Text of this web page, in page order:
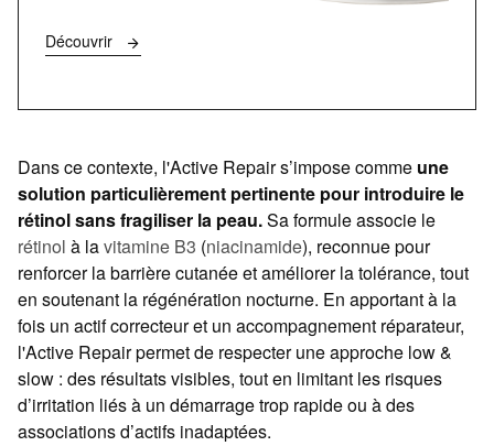
Découvrir
Dans ce contexte, l'Active Repair s’impose comme une
solution particulièrement pertinente pour introduire le
rétinol sans fragiliser la peau.Sa formule associe le
rétinol à lavitamine B3 (niacinamide), reconnue pour
renforcer la barrière cutanée et améliorer la tolérance, tout
en soutenant la régénération nocturne. En apportant à la
fois un actif correcteur et un accompagnement réparateur,
l'Active Repair permet de respecter une approche low &
slow : des résultats visibles, tout en limitant les risques
d’irritation liés à un démarrage trop rapide ou à des
associations d’actifs inadaptées.